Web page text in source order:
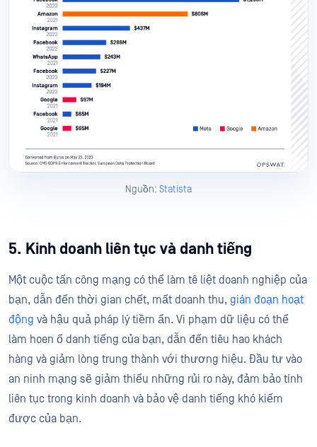
Nguồn: Statista
5. Kinh doanh liên tục và danh tiếng
Một cuộc tấn công mạng có thể làm tê liệt doanh nghiệp của
bạn, dẫn đến thời gian chết, mất doanh thu, gián đoạn hoạt
động và hậu quả pháp lý tiềm ẩn. Vi phạm dữ liệu có thể
làm hoen ố danh tiếng của bạn, dẫn đến tiêu hao khách
hàng và giảm lòng trung thành với thương hiệu. Đầu tư vào
an ninh mạng sẽ giảm thiểu những rủi ro này, đảm bảo tính
liên tục trong kinh doanh và bảo vệ danh tiếng khó kiếm
được của bạn.